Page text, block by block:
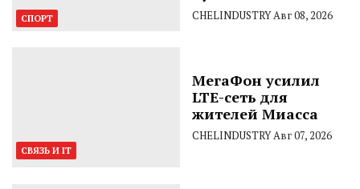
СПОРТ CHELINDUSTRYАвг 08, 2026
СВЯЗЬ И IT
МегаФон усилил
LTE-сеть для
жителей Миасса
CHELINDUSTRYАвг 07, 2026